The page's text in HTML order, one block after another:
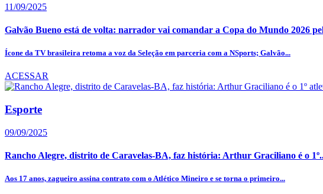
11/09/2025
Galvão Bueno está de volta: narrador vai comandar a Copa do Mundo 2026
Ícone da TV brasileira retoma a voz da Seleção em parceria com a NSports; Galvão...
ACESSAR
Esporte
09/09/2025
Rancho Alegre, distrito de Caravelas-BA, faz história: Arthur Graciliano é o
Aos 17 anos, zagueiro assina contrato com o Atlético Mineiro e se torna o primeiro...